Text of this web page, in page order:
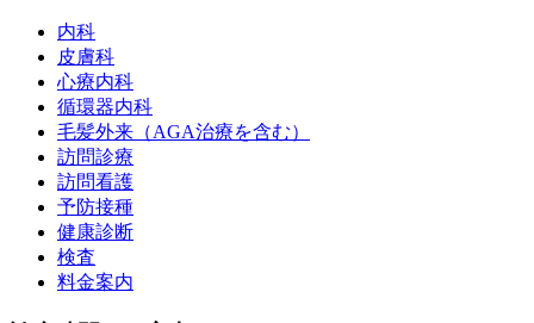
内科
皮膚科
心療内科
循環器内科
毛髪外来（AGA治療を含む）
訪問診療
訪問看護
予防接種
健康診断
検査
料金案内